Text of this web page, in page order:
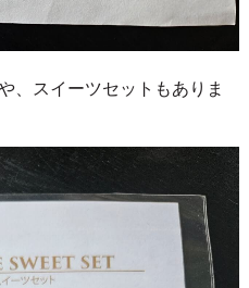
、スイーツセットもありま